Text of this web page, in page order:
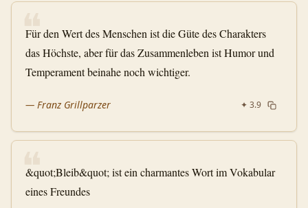
❝
Für den Wert des Menschen ist die Güte des Charakters
das Höchste, aber für das Zusammenleben ist Humor und
Temperament beinahe noch wichtiger.
— Franz Grillparzer ✦ 3.9
❝
&quot;Bleib&quot; ist ein charmantes Wort im Vokabular
eines Freundes